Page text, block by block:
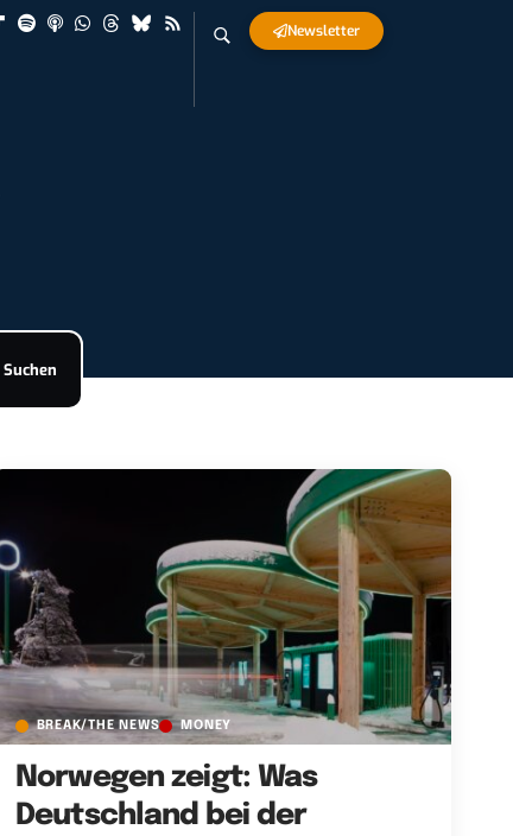
Newsletter
BREAK/THE NEWS MONEY
Norwegen zeigt: Was
Deutschland bei der